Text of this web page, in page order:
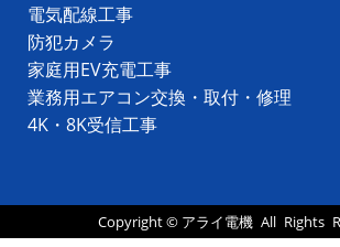
電気配線工事
防犯カメラ
家庭用EV充電工事
業務用エアコン交換・取付・修理
4K・8K受信工事
Copyright © アライ電機All Rights